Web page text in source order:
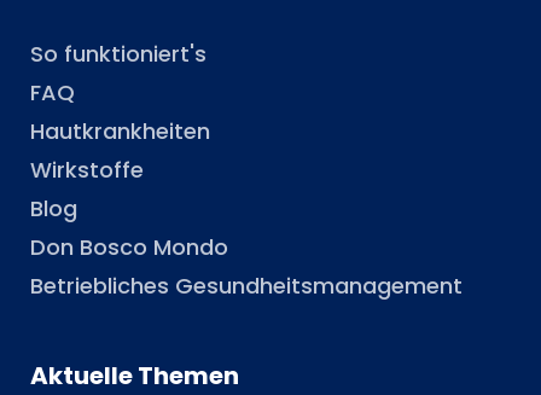
So funktioniert's
FAQ
Hautkrankheiten
Wirkstoffe
Blog
Don Bosco Mondo
Betriebliches Gesundheitsmanagement
Aktuelle Themen